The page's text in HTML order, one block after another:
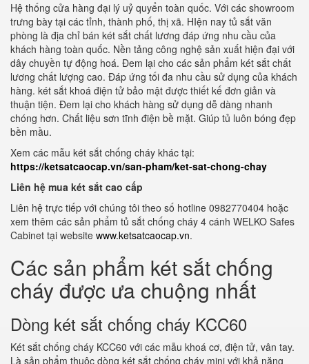
Hệ thống cửa hàng đại lý uỷ quyển toàn quốc. Với các showroom
trưng bày tại các tỉnh, thành phố, thị xã. HIện nay tủ sắt văn
phòng là địa chỉ bán két sắt chất lương đáp ứng nhu cầu của
khách hàng toàn quốc. Nền tảng công nghệ sản xuất hiện đại với
dây chuyền tự động hoá. Đem lại cho các sản phẩm két sắt chất
lương chất lượng cao. Đáp ứng tối đa nhu cầu sử dụng của khách
hàng. két sắt khoá điện tử bảo mật được thiết kế đơn giản và
thuận tiện. Đem lại cho khách hàng sử dụng dễ dàng nhanh
chóng hơn. Chất liệu sơn tĩnh điện bề mặt. Giúp tủ luôn bóng đẹp
bền mầu.
Xem các mẫu két sắt chống cháy khác tại:
https://ketsatcaocap.vn/san-pham/ket-sat-chong-chay
Liên hệ mua két sắt cao cấp
Liên hệ trực tiếp với chúng tôi theo số hotline 0982770404 hoặc
xem thêm các sản phẩm tủ sắt chống cháy 4 cánh WELKO Safes
Cabinet tại website www.ketsatcaocap.vn.
Các sản phẩm két sắt chống
cháy được ưa chuộng nhất
Dòng két sắt chống cháy KCC60
Két sắt chống cháy KCC60 với các mẫu khoá cơ, điện tử, vân tay.
Là sản phẩm thuộc dòng két sắt chống cháy mini với khả năng